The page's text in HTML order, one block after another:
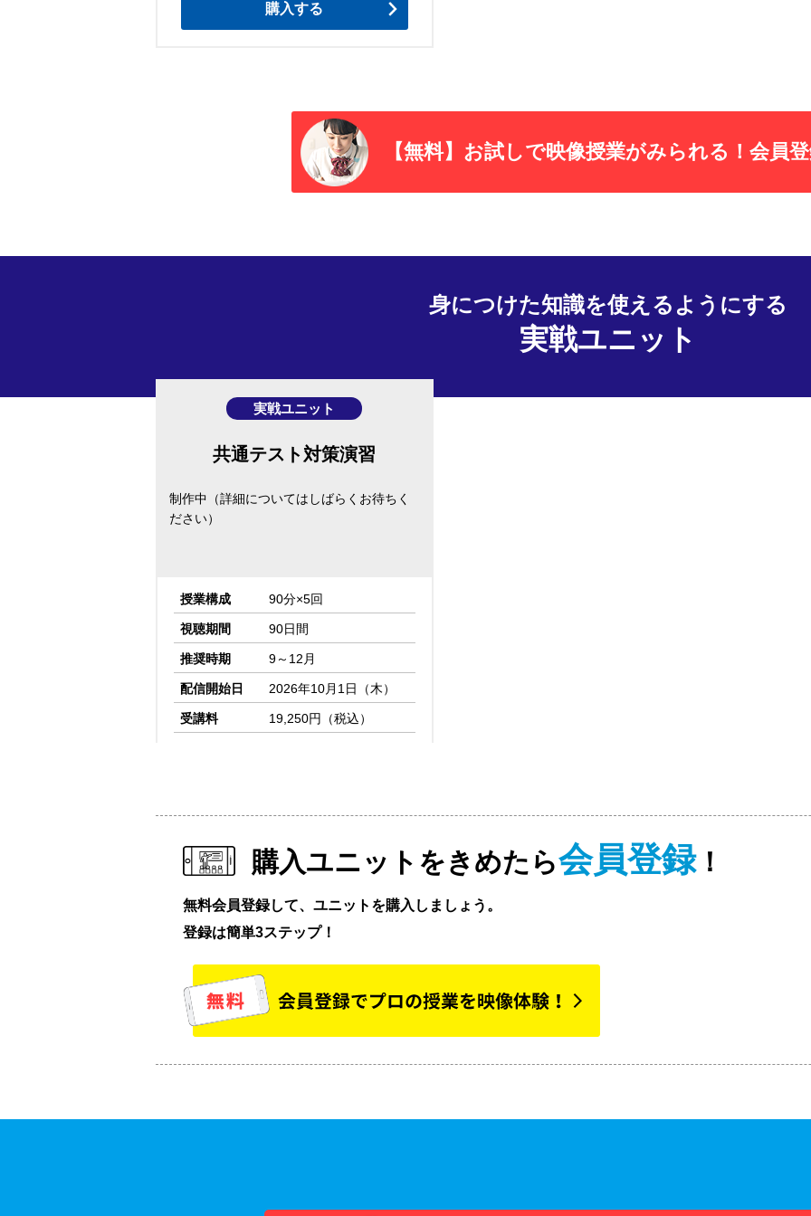
購入する
【無料】お試しで映像授業がみられる！会員
身につけた知識を使えるようにする
実戦ユニット
実戦ユニット
共通テスト対策演習
制作中（詳細についてはしばらくお待ちく
ださい）
授業構成 90分×5回
視聴期間 90日間
推奨時期 9～12月
配信開始日 2026年10月1日（木）
受講料 19,250円（税込）
購入ユニットをきめたら会員登録！
無料会員登録して、ユニットを購入しましょう。
登録は簡単3ステップ！